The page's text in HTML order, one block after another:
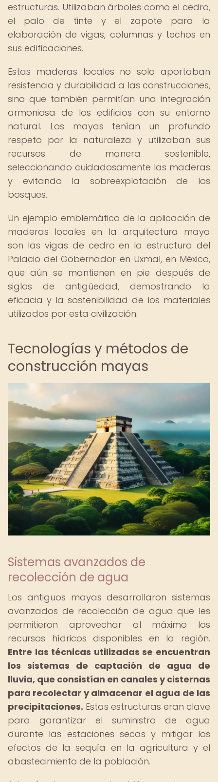
estructuras. Utilizaban árboles como el cedro,
el palo de tinte y el zapote para la
elaboración de vigas, columnas y techos en
sus edificaciones.
Estas maderas locales no solo aportaban
resistencia y durabilidad a las construcciones,
sino que también permitían una integración
armoniosa de los edificios con su entorno
natural. Los mayas tenían un profundo
respeto por la naturaleza y utilizaban sus
recursos de manera sostenible,
seleccionando cuidadosamente las maderas
y evitando la sobreexplotación de los
bosques.
Un ejemplo emblemático de la aplicación de
maderas locales en la arquitectura maya
son las vigas de cedro en la estructura del
Palacio del Gobernador en Uxmal, en México,
que aún se mantienen en pie después de
siglos de antigüedad, demostrando la
eficacia y la sostenibilidad de los materiales
utilizados por esta civilización.
Tecnologías y métodos de
construcción mayas
Sistemas avanzados de
recolección de agua
Los antiguos mayas desarrollaron sistemas
avanzados de recolección de agua que les
permitieron aprovechar al máximo los
recursos hídricos disponibles en la región.
Entre las técnicas utilizadas se encuentran
los sistemas de captación de agua de
lluvia, que consistían en canales y cisternas
para recolectar y almacenar el agua de las
precipitaciones. Estas estructuras eran clave
para garantizar el suministro de agua
durante las estaciones secas y mitigar los
efectos de la sequía en la agricultura y el
abastecimiento de la población.